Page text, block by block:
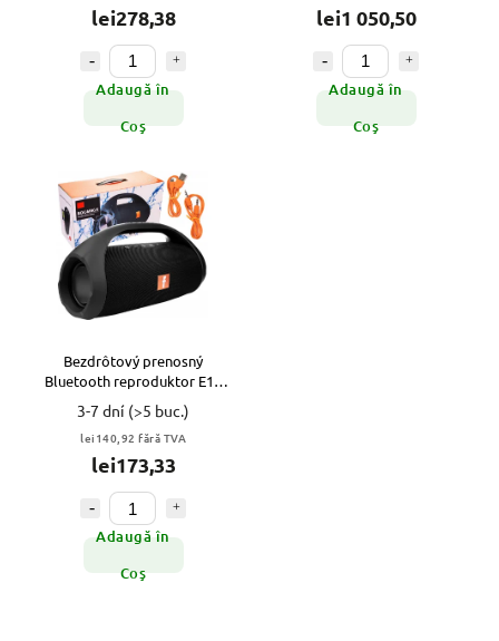
lei278,38
Adaugă în
Coş
lei1 050,50
Adaugă în
Coş
Bezdrôtový prenosný
Bluetooth reproduktor E10
BOOMBOX ČIERNY VYPR
3-7 dní (>5 buc.)
lei140,92 fără TVA
lei173,33
Adaugă în
Coş